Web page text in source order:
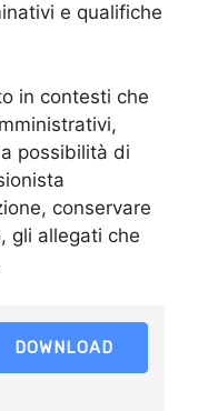
e qualifiche
in contesti che
possibilità di
conservare
gli allegati che
DOWNLOAD